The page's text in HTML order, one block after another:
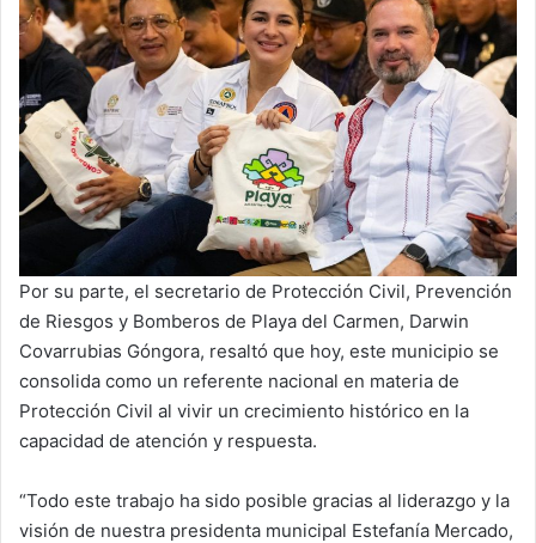
Por su parte, el secretario de Protección Civil, Prevención
de Riesgos y Bomberos de Playa del Carmen, Darwin
Covarrubias Góngora, resaltó que hoy, este municipio se
consolida como un referente nacional en materia de
Protección Civil al vivir un crecimiento histórico en la
capacidad de atención y respuesta.
“Todo este trabajo ha sido posible gracias al liderazgo y la
visión de nuestra presidenta municipal Estefanía Mercado,